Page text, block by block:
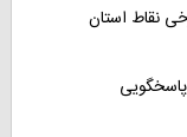
نقاط استان